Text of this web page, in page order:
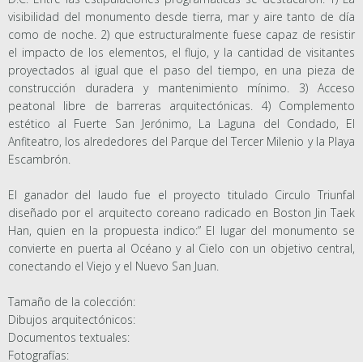
visibilidad del monumento desde tierra, mar y aire tanto de día
como de noche. 2) que estructuralmente fuese capaz de resistir
el impacto de los elementos, el flujo, y la cantidad de visitantes
proyectados al igual que el paso del tiempo, en una pieza de
construcción duradera y mantenimiento mínimo. 3) Acceso
peatonal libre de barreras arquitectónicas. 4) Complemento
estético al Fuerte San Jerónimo, La Laguna del Condado, El
Anfiteatro, los alrededores del Parque del Tercer Milenio y la Playa
Escambrón.
El ganador del laudo fue el proyecto titulado Circulo Triunfal
diseñado por el arquitecto coreano radicado en Boston Jin Taek
Han, quien en la propuesta indico:” El lugar del monumento se
convierte en puerta al Océano y al Cielo con un objetivo central,
conectando el Viejo y el Nuevo San Juan.
Tamaño de la colección:
Dibujos arquitectónicos:
Documentos textuales:
Fotografías: